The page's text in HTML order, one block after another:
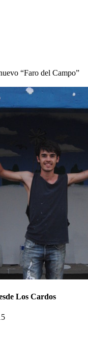
“Faro del Campo”
Los Cardos